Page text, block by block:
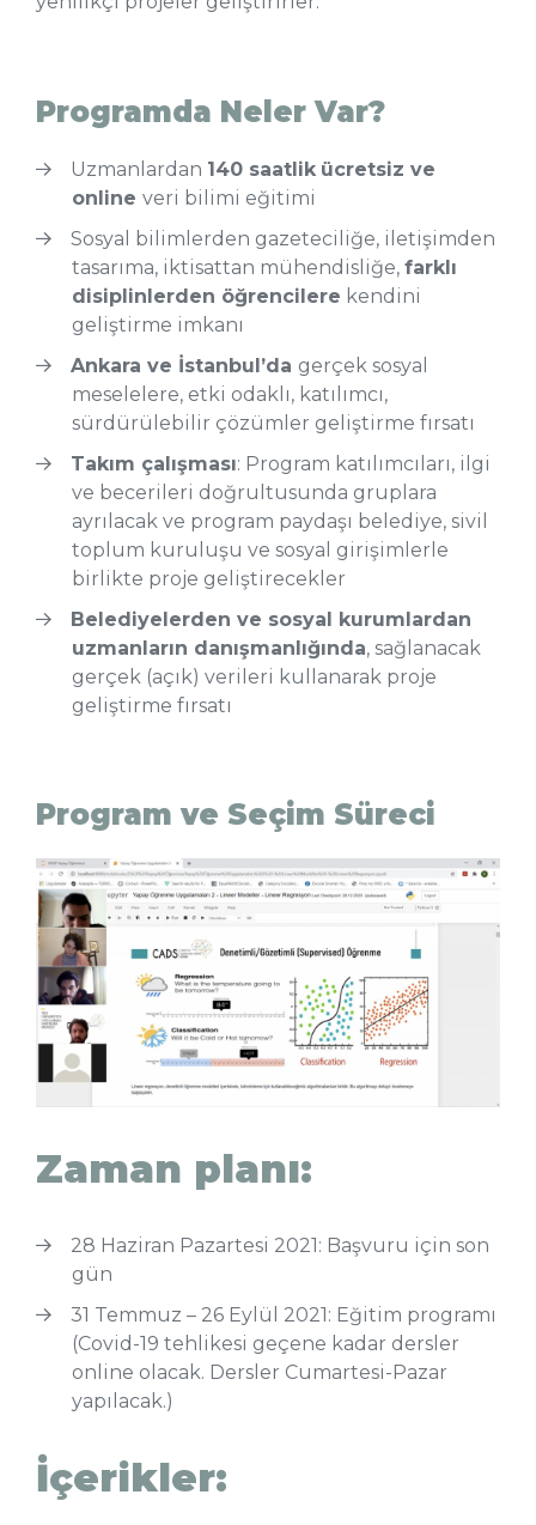
Programda Neler Var?
Uzmanlardan 140 saatlik ücretsiz ve
online veri bilimi eğitimi
Sosyal bilimlerden gazeteciliğe, iletişimden
tasarıma, iktisattan mühendisliğe, farklı
disiplinlerden öğrencilere kendini
geliştirme imkanı
Ankara ve İstanbul’da gerçek sosyal
meselelere, etki odaklı, katılımcı,
sürdürülebilir çözümler geliştirme fırsatı
Takım çalışması: Program katılımcıları, ilgi
ve becerileri doğrultusunda gruplara
ayrılacak ve program paydaşı belediye, sivil
toplum kuruluşu ve sosyal girişimlerle
birlikte proje geliştirecekler
Belediyelerden ve sosyal kurumlardan
uzmanların danışmanlığında, sağlanacak
gerçek (açık) verileri kullanarak proje
geliştirme fırsatı
Program ve Seçim Süreci
Zaman planı:
28 Haziran Pazartesi 2021: Başvuru için son
gün
31 Temmuz – 26 Eylül 2021: Eğitim programı
(Covid-19 tehlikesi geçene kadar dersler
online olacak. Dersler Cumartesi-Pazar
yapılacak.)
İçerikler: